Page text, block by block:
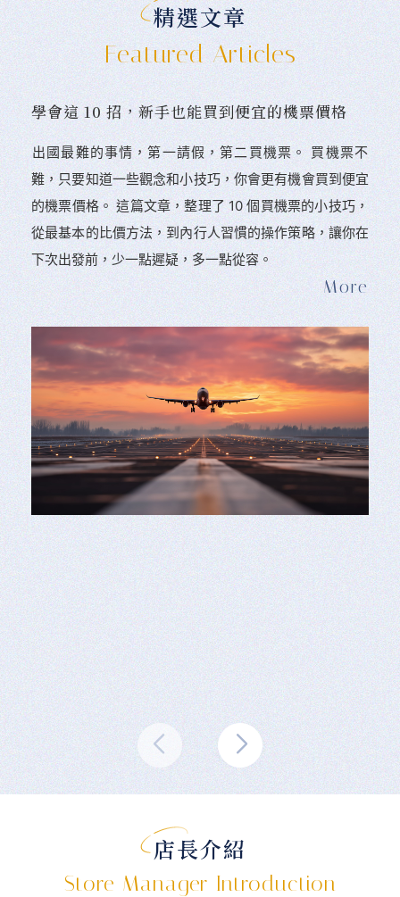
精選文章
Featured Articles
學會這 10 招，新手也能買到便宜的機票價格
󠀠出國最難的事情，第一請假，第二買機票。 󠀠買機票不
難，只要知道一些觀念和小技巧，你會更有機會買到便宜
的機票價格。 這篇文章，整理了 10 個買機票的小技巧，
從最基本的比價方法，到內行人習慣的操作策略，讓你在
下次出發前，少一點遲疑，多一點從容。
店長介紹
Store Manager Introduction